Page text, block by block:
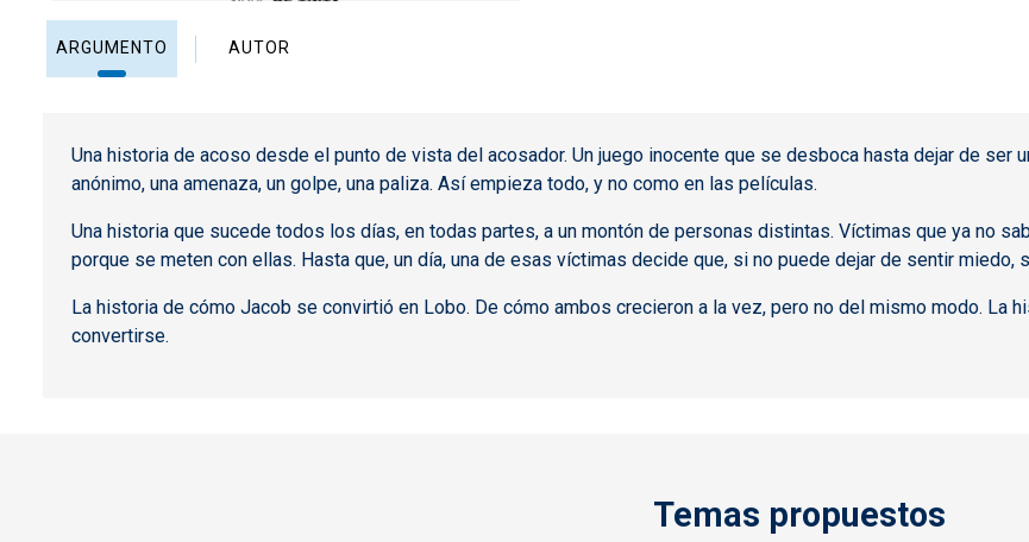
ARGUMENTO AUTOR
Una historia de acoso desde el punto de vista del acosador. Un juego inocente que se desboca hasta dejar de ser
anónimo, una amenaza, un golpe, una paliza. Así empieza todo, y no como en las películas.
Una historia que sucede todos los días, en todas partes, a un montón de personas distintas. Víctimas que ya no
porque se meten con ellas. Hasta que, un día, una de esas víctimas decide que, si no puede dejar de sentir miedo,
La historia de cómo Jacob se convirtió en Lobo. De cómo ambos crecieron a la vez, pero no del mismo modo. La
convertirse.
Temas propuestos